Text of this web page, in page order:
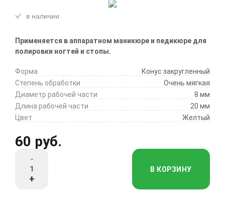
в наличии
Применяется в аппаратном маникюре и педикюре для
полировки ногтей и стопы.
Форма
Конус закругленный
Степень обработки
Очень мягкая
Диаметр рабочей части
8 мм
Длина рабочей части
20 мм
Цвет
Желтый
60 руб.
-
+
В КОРЗИНУ